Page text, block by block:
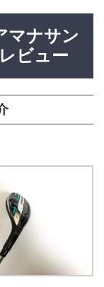
マナサン
ビュー